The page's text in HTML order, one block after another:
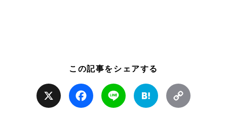
この記事をシェアする
Facebook Line Hatena